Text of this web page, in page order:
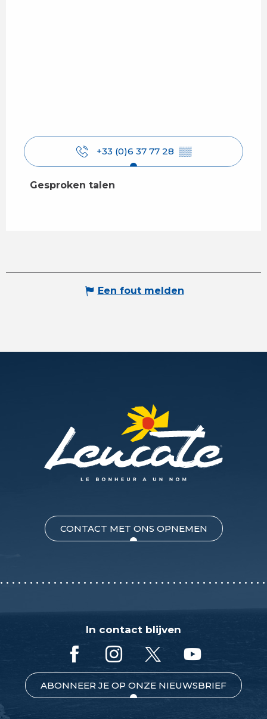
+33 (0)6 37 77 28 ▒▒
Gesproken talen
Gesproken talen
Een fout melden
CONTACT MET ONS OPNEMEN
In contact blijven
ABONNEER JE OP ONZE NIEUWSBRIEF